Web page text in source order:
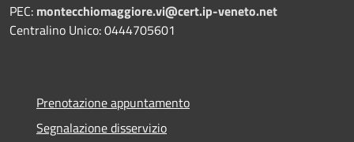
PEC: montecchiomaggiore.vi@cert.ip-veneto.net
Centralino Unico: 0444705601
Prenotazione appuntamento
Segnalazione disservizio